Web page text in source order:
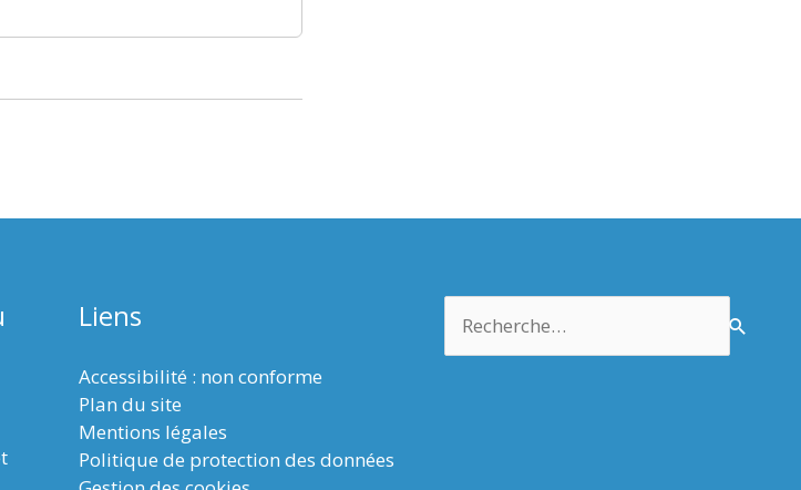
Liens
Accessibilité : non conforme
Plan du site
Mentions légales
Politique de protection des données